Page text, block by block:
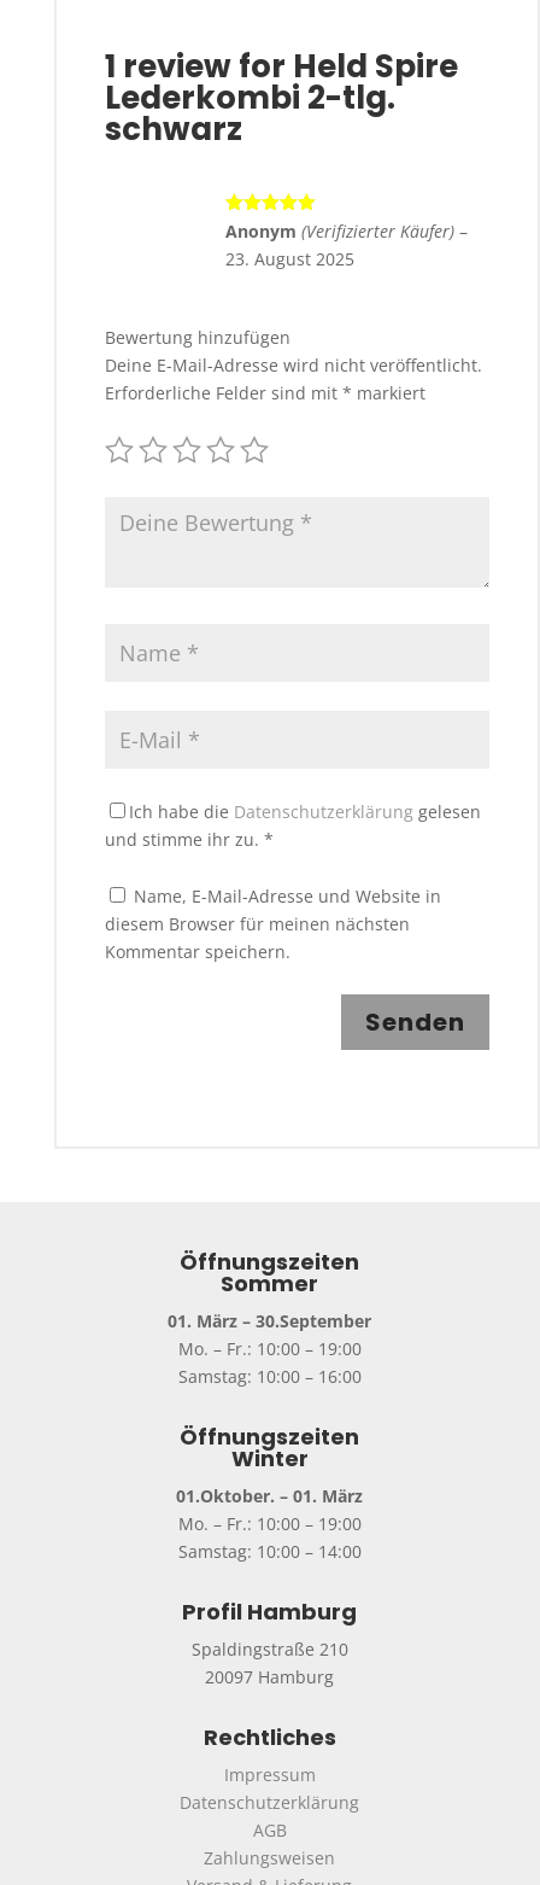
1 review for Held Spire
Lederkombi 2-tlg.
schwarz
Bewertet
von 5
Anonym (Verifizierter Käufer) –
23. August 2025
Bewertung hinzufügen
Deine E-Mail-Adresse wird nicht veröffentlicht.
Erforderliche Felder sind mit * markiert
Ich habe die Datenschutzerklärunggelesen
und stimme ihr zu. *
Name, E-Mail-Adresse und Website in
diesem Browser für meinen nächsten
Kommentar speichern.
Senden
Öffnungszeiten
Sommer
01. März – 30.September
Mo. – Fr.: 10:00 – 19:00
Samstag: 10:00 – 16:00
Öffnungszeiten
Winter
01.Oktober. – 01. März
Mo. – Fr.: 10:00 – 19:00
Samstag: 10:00 – 14:00
Profil Hamburg
Spaldingstraße 210
20097 Hamburg
Rechtliches
Impressum
Datenschutzerklärung
AGB
Zahlungsweisen